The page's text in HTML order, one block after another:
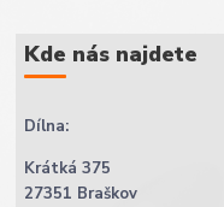
Kde nás najdete
Dílna:
Krátká 375
27351 Braškov